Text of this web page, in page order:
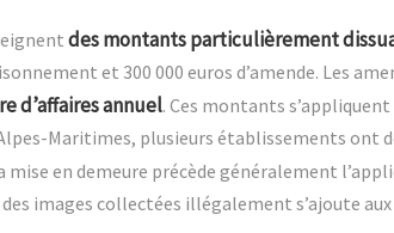
des montants particulièrement
et 300 000 euros d’amende. Les
d’affaires annuel. Ces montants
Maritimes, plusieurs établissements ont
mise en demeure précède généralement
images collectées illégalement s’ajoute aux